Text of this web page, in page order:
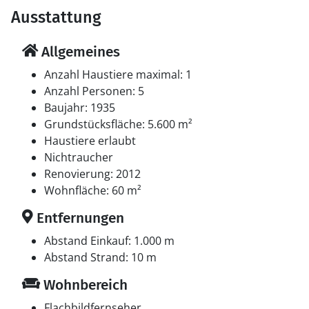
Ausstattung
Allgemeines
Anzahl Haustiere maximal: 1
Anzahl Personen: 5
Baujahr: 1935
Grundstücksfläche: 5.600 m²
Haustiere erlaubt
Nichtraucher
Renovierung: 2012
Wohnfläche: 60 m²
Entfernungen
Abstand Einkauf: 1.000 m
Abstand Strand: 10 m
Wohnbereich